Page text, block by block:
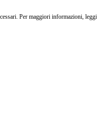
Per maggiori informazioni, leggi